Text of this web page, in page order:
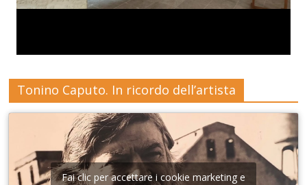
Tonino Caputo. In ricordo dell’artista
Fai clic per accettare i cookie marketing e